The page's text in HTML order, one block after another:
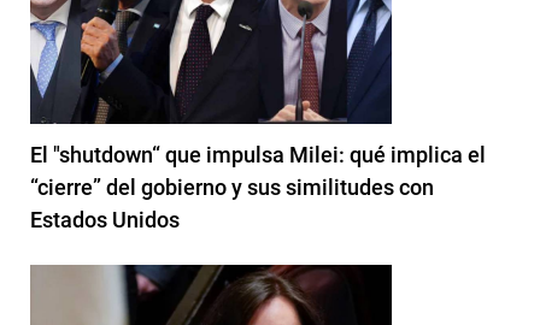
El "shutdown“ que impulsa Milei: qué implica el
“cierre” del gobierno y sus similitudes con
Estados Unidos